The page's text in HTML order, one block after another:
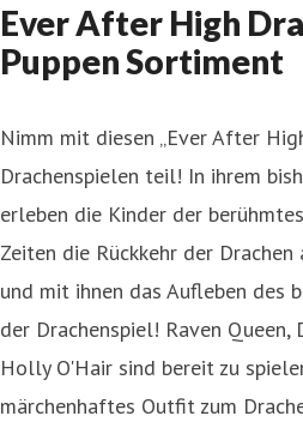
Ever After High
Puppen Sortiment
Nimm mit diesen „Ever After
Drachenspielen teil! In ihrem
erleben die Kinder der
Zeiten die Rückkehr der
und mit ihnen das Aufleben des
der Drachenspiel! Raven Queen,
Holly O'Hair sind bereit zu
märchenhaftes Outfit zum